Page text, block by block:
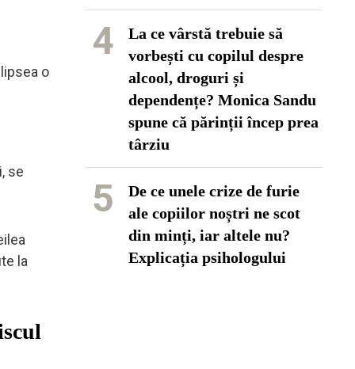
o
se
la
4
La ce vârstă trebuie să
vorbești cu copilul despre
alcool, droguri și
dependențe? Monica Sandu
spune că părinții încep prea
târziu
5
De ce unele crize de furie
ale copiilor noștri ne scot
din minți, iar altele nu?
Explicația psihologului